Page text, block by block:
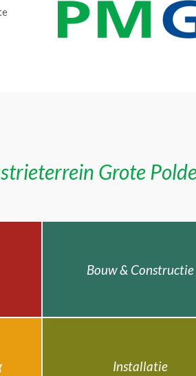
Grote
Bouw & Constructie
Installatie